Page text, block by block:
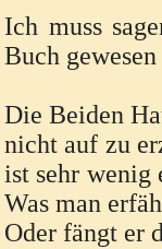
Ich muss
Buch
Die Beiden
nicht auf zu
ist sehr wenig
Was man
Oder fängt er